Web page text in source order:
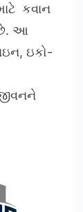
કવાન
છે. આ
ઇકો-